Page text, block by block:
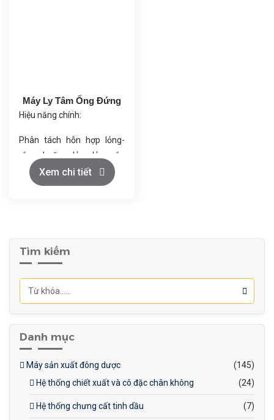
Máy Ly Tâm Ống Đứng
Hiệu năng chính:
Phân tách hỗn hợp lỏng-
rắn hoặc lỏng-lỏng-rắn
nhanh chóng và hiệu quả.
Chất lỏng sạch được xả qua
dừng để vệ sinh trống.
Động cơ mạnh mẽ giúp
máy hoạt động ổn định với
công suất lớn.
Xem chi tiết
Tìm kiếm
Danh mục
Máy sản xuất đông dược
(145)
Hệ thống chiết xuất và cô đặc chân không
(24)
Hệ thống chưng cất tinh dầu (7)